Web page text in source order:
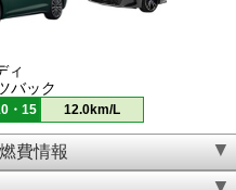
ィ
バック
・15 12.0km/L
費情報